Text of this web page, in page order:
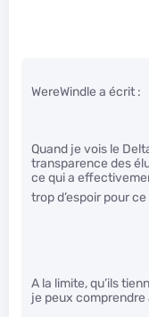
WereWindle a écrit :
Quand je vois le
transparence des
ce qui a
trop d’espoir pour
A la limite, qu’ils
je peux comprendre